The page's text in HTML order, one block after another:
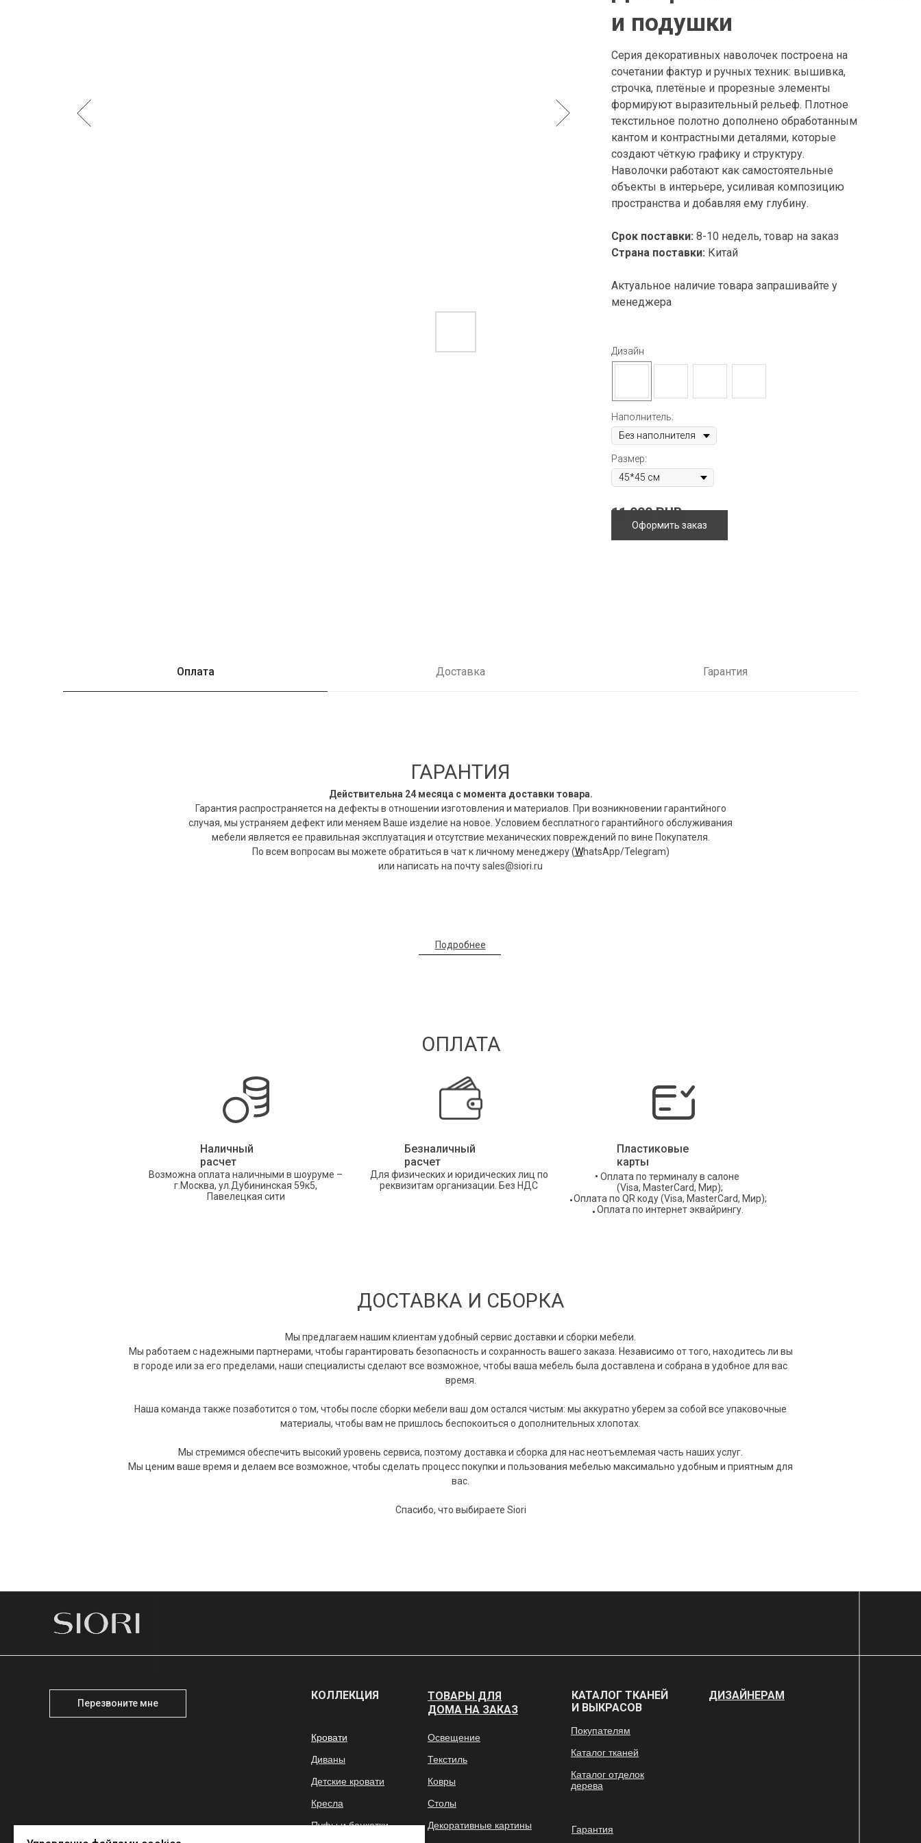
и подушки
11 000 RUB
Дизайн
Наполнитель:
Размер:
Серия декоративных наволочек построена на
сочетании фактур и ручных техник: вышивка,
строчка, плетёные и прорезные элементы
формируют выразительный рельеф. Плотное
текстильное полотно дополнено обработанным
кантом и контрастными деталями, которые
создают чёткую графику и структуру.
Наволочки работают как самостоятельные
объекты в интерьере, усиливая композицию
пространства и добавляя ему глубину.
Срок поставки: 8-10 недель, товар на заказ
Страна поставки: Китай
Актуальное наличие товара запрашивайте у
менеджера
Оформить заказ
Оплата Доставка Гарантия
ГАРАНТИЯ
Действительна 24 месяца с момента доставки товара.
Гарантия распространяется на дефекты в отношении изготовления и материалов. При возникновении гарантийного
случая, мы устраняем дефект или меняем Ваше изделие на новое. Условием бесплатного гарантийного обслуживания
мебели является ее правильная эксплуатация и отсутствие механических повреждений по вине Покупателя.
По всем вопросам вы можете обратиться в чат к личному менеджеру (WhatsApp/Telegram)
или написать на почту sales@siori.ru
Подробнее
Оплата по терминалу в салоне
(Visa, MasterCard, Мир);
Оплата по QR коду (Visa, MasterCard, Мир);
Оплата по интернет эквайрингу.
Пластиковые
карты
Наличный
расчет
Возможна оплата наличными в шоуруме –
г.Москва, ул.Дубининская 59к5,
Павелецкая сити
Для физических и юридических лиц по
реквизитам организации. Без НДС
Безналичный
расчет
ОПЛАТА
ДОСТАВКА И СБОРКА
Мы предлагаем нашим клиентам удобный сервис доставки и сборки мебели.
Мы работаем с надежными партнерами, чтобы гарантировать безопасность и сохранность вашего заказа. Независимо от того, находитесь ли вы
в городе или за его пределами, наши специалисты сделают все возможное, чтобы ваша мебель была доставлена и собрана в удобное для вас
время.
Наша команда также позаботится о том, чтобы после сборки мебели ваш дом остался чистым: мы аккуратно уберем за собой все упаковочные
материалы, чтобы вам не пришлось беспокоиться о дополнительных хлопотах.
Мы стремимся обеспечить высокий уровень сервиса, поэтому доставка и сборка для нас неотъемлемая часть наших услуг.
Мы ценим ваше время и делаем все возможное, чтобы сделать процесс покупки и пользования мебелью максимально удобным и приятным для
вас.
Спасибо, что выбираете Siori
Освещение
Текстиль
Ковры
Столы
Декоративные картины
Кровати
Диваны
Детские кровати
Кресла
Пуфы и банкетки
ТОВАРЫ ДЛЯ
ДОМА НА ЗАКАЗ
КОЛЛЕКЦИЯ
КАТАЛОГ ТКАНЕЙ
И ВЫКРАСОВ
Покупателям
Каталог тканей
Каталог отделок
дерева
Гарантия
ДИЗАЙНЕРАМ
Перезвоните мне